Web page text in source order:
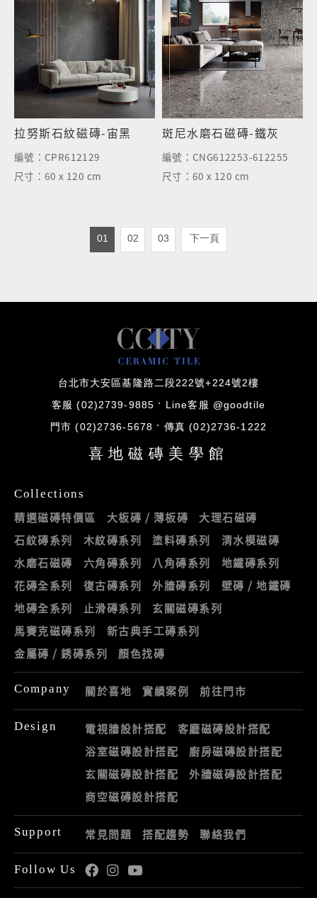
拉努斯石紋磁磚-宙黑
編號： CPR612129
尺寸：60 x 120 cm
斑尼水磨石磁磚-鐵灰
編號： CNG612253-612255
尺寸：60 x 120 cm
01 02 03 下一頁
台北市大安區基隆路二段222號+224號2樓
客服 (02)2739-9885 Line客服 @goodtile
門市 (02)2736-5678 傳真 (02)2736-1222
喜地磁磚美學館
Collections
精選磁磚特價區 大板磚 / 薄板磚
大理石磁磚
石紋磚系列
木紋磚系列 塗料磚系列
清水模磁磚
水磨石磁磚
六角磚系列 八角磚系列
地鐵磚系列
花磚全系列
復古磚系列 外牆磚系列
壁磚 / 地鐵磚
地磚全系列
止滑磚系列
玄關磁磚系列
馬賽克磁磚系列
新古典手工磚系列
金屬磚 / 銹磚系列
顏色找磚
Company 關於喜地 實績案例 前往門市
Design 電視牆設計搭配
客廳磁磚設計搭配
浴室磁磚設計搭配
廚房磁磚設計搭配
玄關磁磚設計搭配
外牆磁磚設計搭配
商空磁磚設計搭配
Support 常見問題 搭配趨勢 聯絡我們
Follow Us